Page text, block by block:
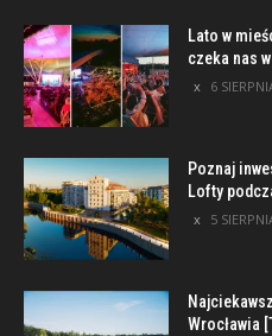
Lato w
czeka nas
6
Poznaj
Lofty
5
Wrocławia